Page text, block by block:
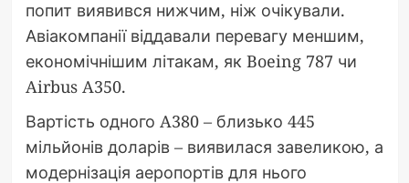
попит виявився нижчим, ніж очікували.
Авіакомпанії віддавали перевагу меншим,
економічнішим літакам, як Boeing 787 чи
Airbus A350.
Вартість одного A380 – близько 445
мільйонів доларів – виявилася завеликою, а
модернізація аеропортів для нього